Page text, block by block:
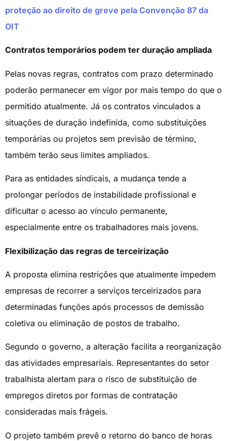
proteção ao direito de greve pela Convenção 87 da
OIT
Contratos temporários podem ter duração ampliada
Pelas novas regras, contratos com prazo determinado
poderão permanecer em vigor por mais tempo do que o
permitido atualmente. Já os contratos vinculados a
situações de duração indefinida, como substituições
temporárias ou projetos sem previsão de término,
também terão seus limites ampliados.
Para as entidades sindicais, a mudança tende a
prolongar períodos de instabilidade profissional e
dificultar o acesso ao vínculo permanente,
especialmente entre os trabalhadores mais jovens.
Flexibilização das regras de terceirização
A proposta elimina restrições que atualmente impedem
empresas de recorrer a serviços terceirizados para
determinadas funções após processos de demissão
coletiva ou eliminação de postos de trabalho.
Segundo o governo, a alteração facilita a reorganização
das atividades empresariais. Representantes do setor
trabalhista alertam para o risco de substituição de
empregos diretos por formas de contratação
consideradas mais frágeis.
O projeto também prevê o retorno do banco de horas